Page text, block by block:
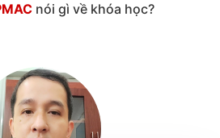
nói gì về khóa học?